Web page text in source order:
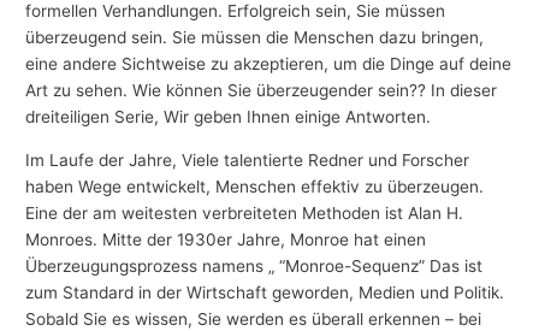
formellen Verhandlungen. Erfolgreich sein, Sie müssen
überzeugend sein. Sie müssen die Menschen dazu bringen,
eine andere Sichtweise zu akzeptieren, um die Dinge auf deine
Art zu sehen. Wie können Sie überzeugender sein?? In dieser
dreiteiligen Serie, Wir geben Ihnen einige Antworten.
Im Laufe der Jahre, Viele talentierte Redner und Forscher
haben Wege entwickelt, Menschen effektiv zu überzeugen.
Eine der am weitesten verbreiteten Methoden ist Alan H.
Monroes. Mitte der 1930er Jahre, Monroe hat einen
Überzeugungsprozess namens „ “Monroe-Sequenz” Das ist
zum Standard in der Wirtschaft geworden, Medien und Politik.
Sobald Sie es wissen, Sie werden es überall erkennen – bei